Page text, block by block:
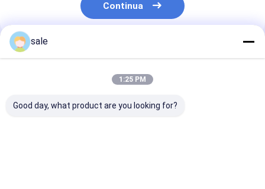
Continua
Prodotti Raccomandati
sale
1:25 PM
Good day, what product are you looking for?